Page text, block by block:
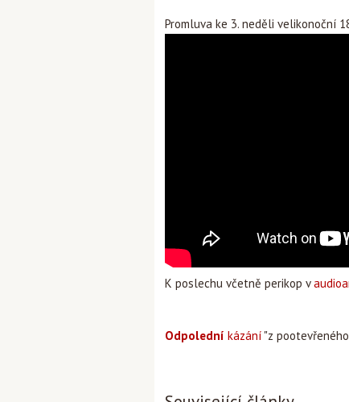
Promluva ke 3. neděli velikonoční
K poslechu včetně perikop v
Odpolední kázání "z